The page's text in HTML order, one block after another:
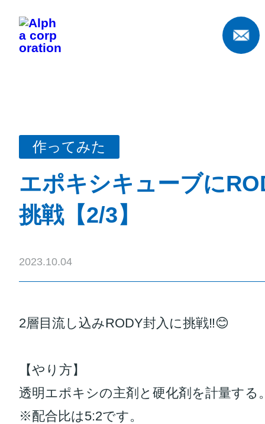
作ってみた
エポキシキューブに
挑戦【2/3】
2023.10.04
2層目流し込みRODY封入に挑戦‼️😊
【やり方】
透明エポキシの主剤と硬化剤を計量する
※配合比は5:2です。